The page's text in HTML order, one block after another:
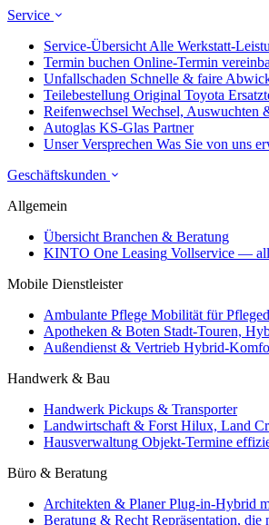
Service
Service-Übersicht Alle Werkstatt-
Termin buchen Online-Termin
Unfallschaden Schnelle & faire
Teilebestellung Original Toyota
Reifenwechsel Wechsel, Auswuchten
Autoglas KS-Glas Partner
Unser Versprechen Was Sie von uns
Geschäftskunden
Allgemein
Übersicht Branchen & Beratung
KINTO One Leasing Vollservice —
Mobile Dienstleister
Ambulante Pflege Mobilität für
Apotheken & Boten Stadt-Touren,
Außendienst & Vertrieb Hybrid-
Handwerk & Bau
Handwerk Pickups & Transporter
Landwirtschaft & Forst Hilux, Land
Hausverwaltung Objekt-Termine
Büro & Beratung
Architekten & Planer Plug-in-Hybrid
Beratung & Recht Repräsentation, die